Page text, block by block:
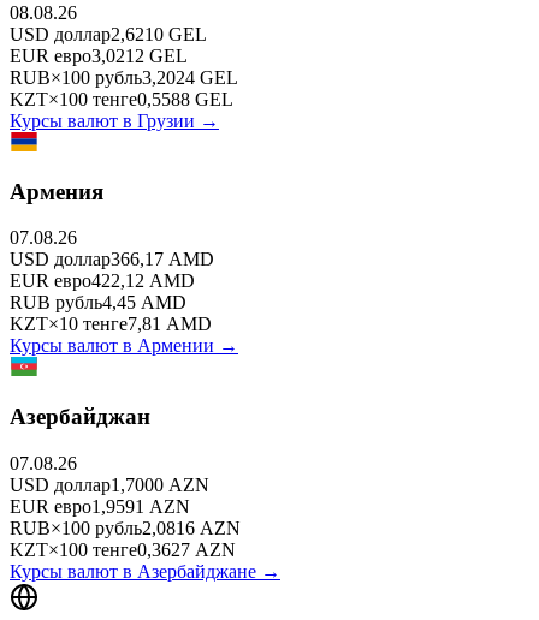
08.08.26
USD доллар2,6210 GEL
EUR евро3,0212 GEL
RUB×100 рубль3,2024 GEL
KZT×100 тенге0,5588 GEL
Курсы валют в Грузии →
Армения
07.08.26
USD доллар366,17 AMD
EUR евро422,12 AMD
RUB рубль4,45 AMD
KZT×10 тенге7,81 AMD
Курсы валют в Армении →
Азербайджан
07.08.26
USD доллар1,7000 AZN
EUR евро1,9591 AZN
RUB×100 рубль2,0816 AZN
KZT×100 тенге0,3627 AZN
Курсы валют в Азербайджане →